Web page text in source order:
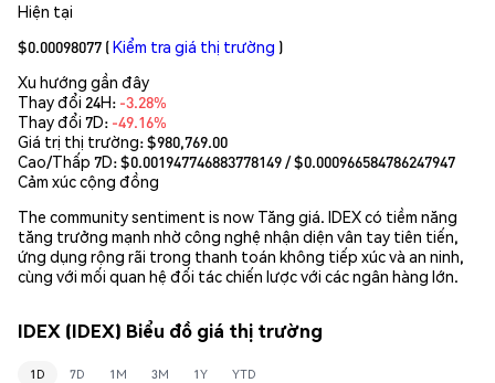
Hiện tại
$0.00098077 (Kiểm tra giá thị trường )
Xu hướng gần đây
Thay đổi 24H: -3.28%
Thay đổi 7D: -49.16%
Giá trị thị trường:$980,769.00
Cao/Thấp 7D: $0.001947746883778149/ $0.000966584786247947
Cảm xúc cộng đồng
The community sentiment is now Tăng giá. IDEX có tiềm năng
tăng trưởng mạnh nhờ công nghệ nhận diện vân tay tiên tiến,
ứng dụng rộng rãi trong thanh toán không tiếp xúc và an ninh,
cùng với mối quan hệ đối tác chiến lược với các ngân hàng lớn.
IDEX (IDEX) Biểu đồ giá thị trường
1D 7D 1M 3M 1Y YTD